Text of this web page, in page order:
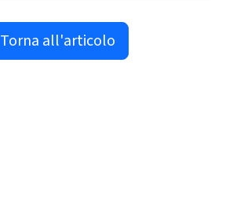
Torna all'articolo